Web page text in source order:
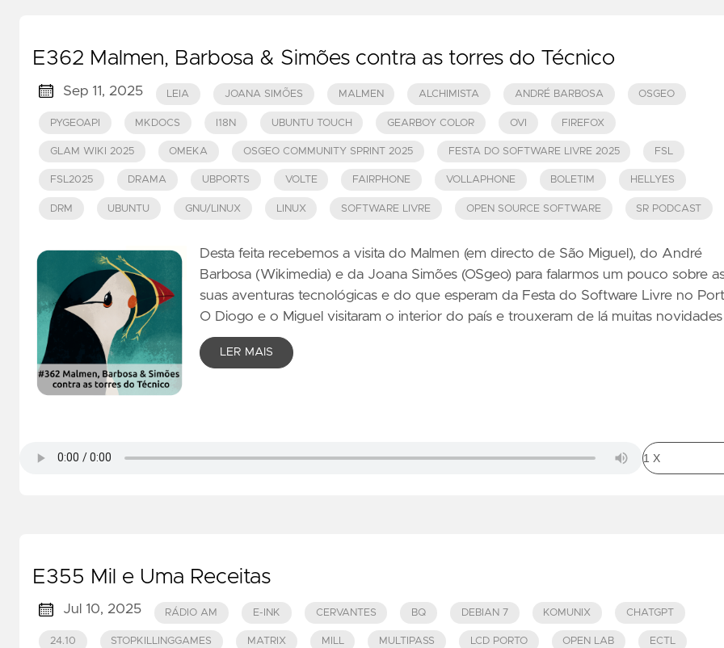
E362 Malmen, Barbosa & Simões contra as torres do Técnico
Sep 11, 2025 LEIA JOANA SIMÕES MALMEN ALCHIMISTA ANDRÉ BARBOSA OSGEO
PYGEOAPI MKDOCS I18N UBUNTU TOUCH GEARBOY COLOR OVI FIREFOX
GLAM WIKI 2025 OMEKA OSGEO COMMUNITY SPRINT 2025 FESTA DO SOFTWARE LIVRE 2025 FSL
FSL2025 DRAMA UBPORTS VOLTE FAIRPHONE VOLLAPHONE BOLETIM HELLYES
DRM UBUNTU GNU/LINUX LINUX SOFTWARE LIVRE OPEN SOURCE SOFTWARE SR PODCAST
Desta feita recebemos a visita do Malmen (em directo de São Miguel), do André
Barbosa (Wikimedia) e da Joana Simões (OSgeo) para falarmos um pouco sobre
suas aventuras tecnológicas e do que esperam da Festa do Software Livre no
O Diogo e o Miguel visitaram o interior do país e trouxeram de lá muitas
LER MAIS
E355 Mil e Uma Receitas
Jul 10, 2025 RÁDIO AM E-INK CERVANTES BQ DEBIAN 7 KOMUNIX CHATGPT
24.10 STOPKILLINGGAMES MATRIX MILL MULTIPASS LCD PORTO OPEN LAB ECTL